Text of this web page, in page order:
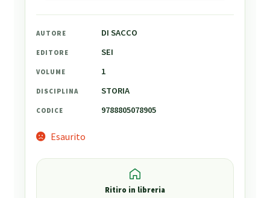
AUTORE DI SACCO
EDITORE SEI
VOLUME 1
DISCIPLINA STORIA
CODICE 9788805078905
Esaurito
Ritiro in libreria